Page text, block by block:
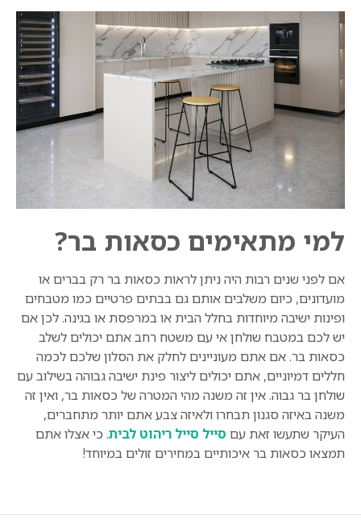
למי מתאימים כסאות בר?
אם לפני שנים רבות היה ניתן לראות כסאות בר רק בברים או
מועדונים, כיום משלבים אותם גם בבתים פרטיים כמו מטבחים
ופינות ישיבה מיוחדות בחלל הבית או במרפסת או בגינה. לכן אם
יש לכם במטבח שולחן אי עם משטח רחב אתם יכולים לשלב
כסאות בר. אם אתם מעוניינים לחלק את הסלון שלכם לכמה
חללים דמיוניים, אתם יכולים ליצור פינת ישיבה גבוהה בשילוב עם
שולחן בר גבוה. אין זה משנה מהי המטרה של כסאות בר, ואין זה
משנה באיזה סגנון תבחרו ולאיזה צבע אתם יותר מתחברים,
העיקר שתעשו זאת עם סייל סייל ריהוט לבית. כי אצלו אתם
תמצאו כסאות בר איכותיים במחירים זולים במיוחד!